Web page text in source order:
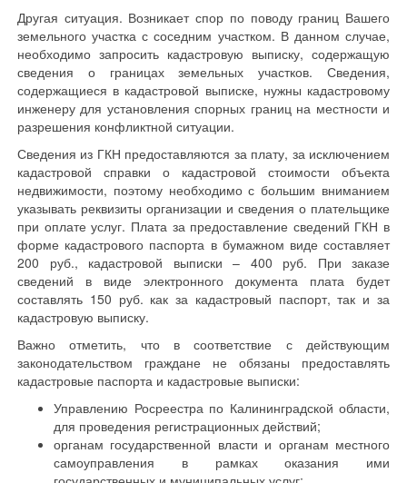
Другая ситуация. Возникает спор по поводу границ Вашего
земельного участка с соседним участком. В данном случае,
необходимо запросить кадастровую выписку, содержащую
сведения о границах земельных участков. Сведения,
содержащиеся в кадастровой выписке, нужны кадастровому
инженеру для установления спорных границ на местности и
разрешения конфликтной ситуации.
Сведения из ГКН предоставляются за плату, за исключением
кадастровой справки о кадастровой стоимости объекта
недвижимости, поэтому необходимо с большим вниманием
указывать реквизиты организации и сведения о плательщике
при оплате услуг. Плата за предоставление сведений ГКН в
форме кадастрового паспорта в бумажном виде составляет
200 руб., кадастровой выписки – 400 руб. При заказе
сведений в виде электронного документа плата будет
составлять 150 руб. как за кадастровый паспорт, так и за
кадастровую выписку.
Важно отметить, что в соответствие с действующим
законодательством граждане не обязаны предоставлять
кадастровые паспорта и кадастровые выписки:
Управлению Росреестра по Калининградской области,
для проведения регистрационных действий;
органам государственной власти и органам местного
самоуправления в рамках оказания ими